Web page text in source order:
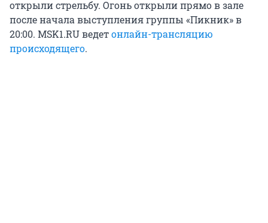
открыли стрельбу. Огонь открыли прямо в зале
после начала выступления группы «Пикник» в
20:00. MSK1.RU ведетонлайн-трансляцию
происходящего.